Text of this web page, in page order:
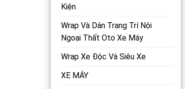
Kiện
Wrap Và Dán Trang Trí Nội
Ngoại Thất Oto Xe Máy
Wrap Xe Độc Và Siêu Xe
XE MÁY